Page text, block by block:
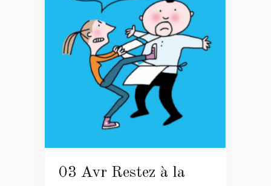
03 Avr Restez à la